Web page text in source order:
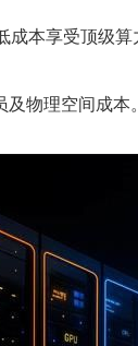
本享受顶级
物理空间成本。